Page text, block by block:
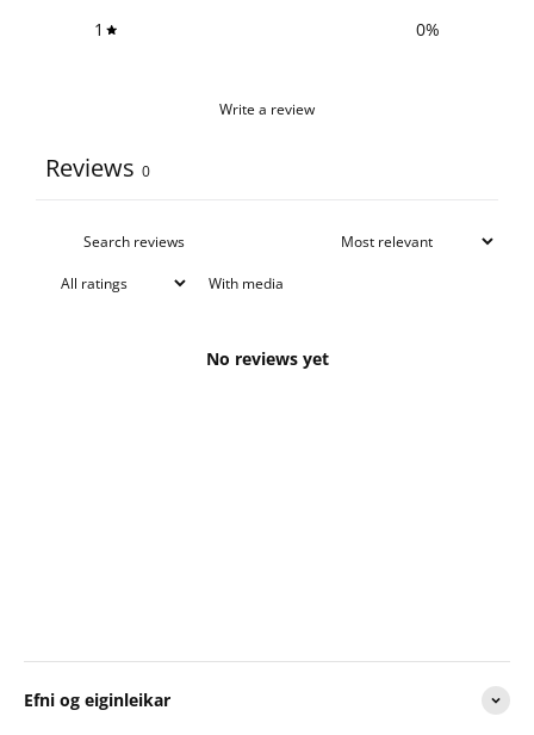
1 0%
Write a review
Reviews 0
With media
No reviews yet
Efni og eiginleikar